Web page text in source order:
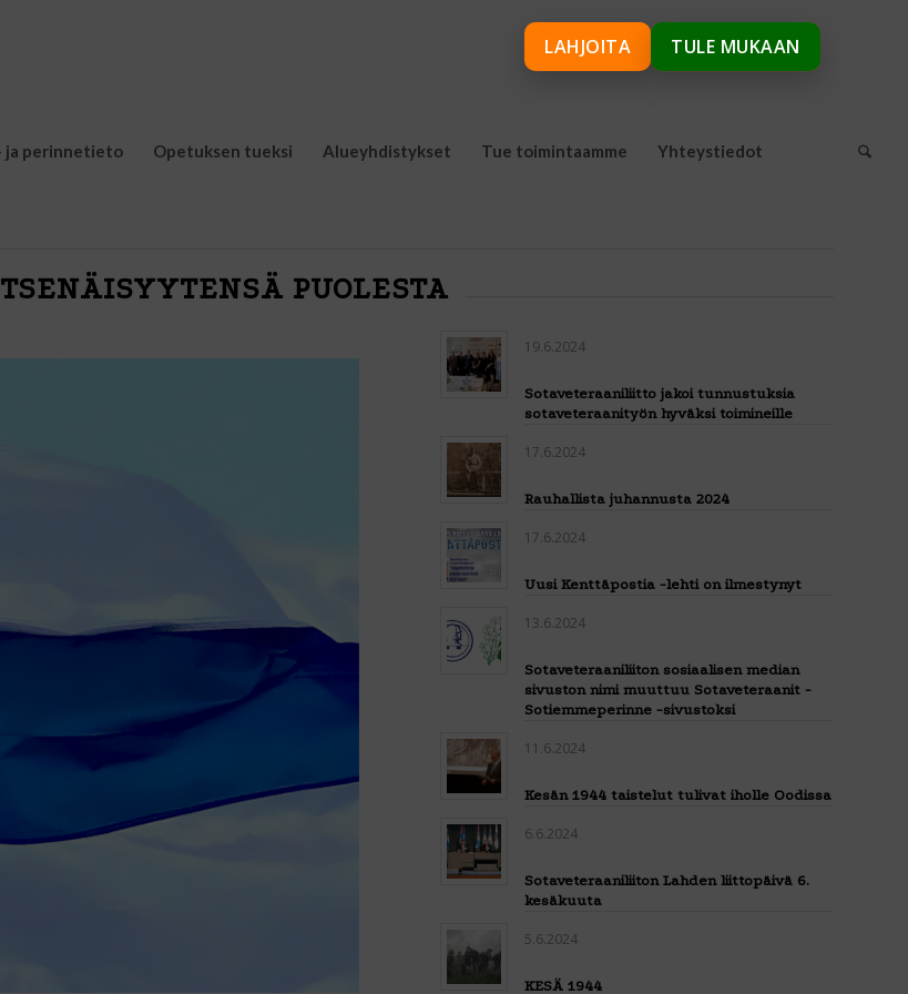
ja perinnetieto Opetuksen tueksi Alueyhdistykset Tue toimintaamme Yhteystiedot
PUOLESTA
19.6.2024
Sotaveteraaniliitto jakoi tunnustuksia
sotaveteraanityön hyväksi toimineille
17.6.2024
Rauhallista juhannusta 2024
17.6.2024
Uusi Kenttäpostia -lehti on ilmestynyt
13.6.2024
Sotaveteraaniliiton sosiaalisen median
sivuston nimi muuttuu Sotaveteraanit -
Sotiemmeperinne -sivustoksi
11.6.2024
Kesän 1944 taistelut tulivat iholle Oodissa
6.6.2024
Sotaveteraaniliiton Lahden liittopäivä 6.
kesäkuuta
5.6.2024
KESÄ 1944
LAHJOITA TULE MUKAAN